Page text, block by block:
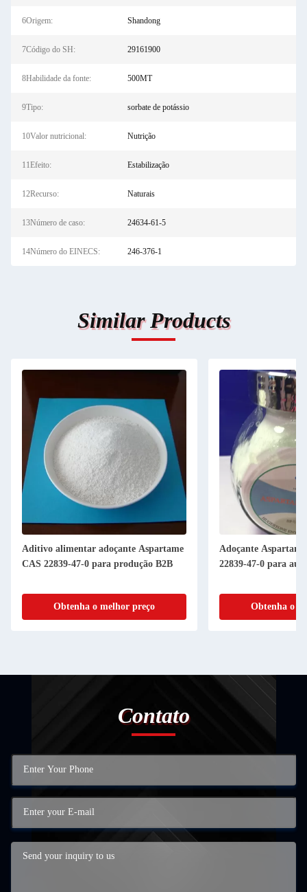
6Origem: Shandong
7Código do SH: 29161900
8Habilidade da fonte: 500MT
9Tipo: sorbate de potássio
10Valor nutricional: Nutrição
11Efeito: Estabilização
12Recurso: Naturais
13Número de caso: 24634-61-5
14Número do EINECS: 246-376-1
Similar Products
Aditivo alimentar adoçante Aspartame
CAS 22839-47-0 para produção B2B
Obtenha o melhor preço
Adoçante
22839-47-0 para
Obtenha o
Contato